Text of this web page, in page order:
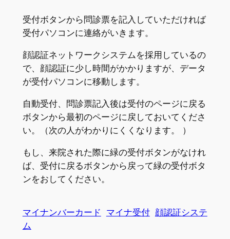
受付ボタンから問診票を記入していただければ
受付パソコンに連絡がいきます。
顔認証ネットワークシステムを採用しているの
で、顔認証に少し時間がかかりますが、データ
が受付パソコンに移動します。
自動受付、問診票記入後は受付のページに戻る
ボタンから最初のページに戻しておいてくださ
い。（次の人がわかりにくくなります。 ）
もし、来院された際に緑の受付ボタンがなけれ
ば、受付に戻るボタンから戻って緑の受付ボタ
ンをおしてください。
マイナンバーカード マイナ受付 顔認証システ
ム